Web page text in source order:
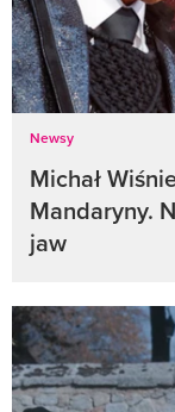
Newsy
Michał
Mandaryny.
jaw